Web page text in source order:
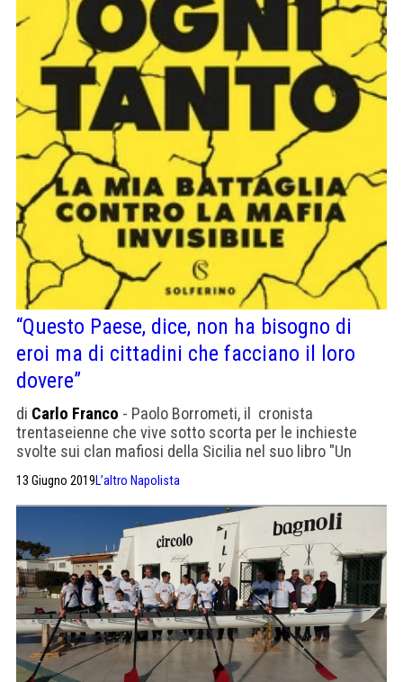
“Questo Paese, dice, non ha bisogno di
eroi ma di cittadini che facciano il loro
dovere”
di Carlo Franco - Paolo Borrometi, il cronista
trentaseienne che vive sotto scorta per le inchieste
svolte sui clan mafiosi della Sicilia nel suo libro "Un
soprattutto a quelli invisibili
13 Giugno 2019L’altro Napolista